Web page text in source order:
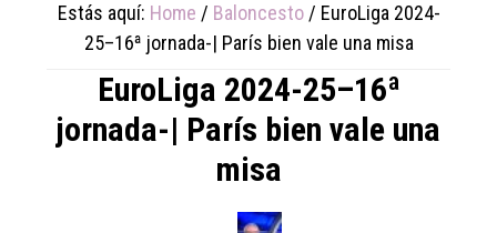
Estás aquí: Home / Baloncesto / EuroLiga 2024-
25–16ª jornada-| París bien vale una misa
EuroLiga 2024-25–16ª
jornada-| París bien vale una
misa